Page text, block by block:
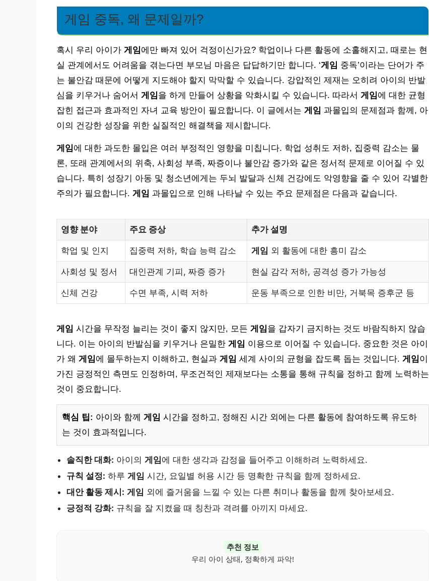
게임 중독, 왜 문제일까?
혹시 우리 아이가 게임에만 빠져 있어 걱정이신가요? 학업이나 다른 활동에 소홀해지고, 때로는 현
실 관계에서도 어려움을 겪는다면 부모님 마음은 답답하기만 합니다. ‘게임 중독’이라는 단어가 주
는 불안감 때문에 어떻게 지도해야 할지 막막할 수 있습니다. 강압적인 제재는 오히려 아이의 반발
심을 키우거나 숨어서 게임을 하게 만들어 상황을 악화시킬 수 있습니다. 따라서 게임에 대한 균형
잡힌 접근과 효과적인 자녀 교육 방안이 필요합니다. 이 글에서는 게임 과몰입의 문제점과 함께, 아
이의 건강한 성장을 위한 실질적인 해결책을 제시합니다.
게임에 대한 과도한 몰입은 여러 부정적인 영향을 미칩니다. 학업 성취도 저하, 집중력 감소는 물
론, 또래 관계에서의 위축, 사회성 부족, 짜증이나 불안감 증가와 같은 정서적 문제로 이어질 수 있
습니다. 특히 성장기 아동 및 청소년에게는 두뇌 발달과 신체 건강에도 악영향을 줄 수 있어 각별한
주의가 필요합니다. 게임 과몰입으로 인해 나타날 수 있는 주요 문제점은 다음과 같습니다.
영향 분야 주요 증상 추가 설명
학업 및 인지 집중력 저하, 학습 능력 감소 게임 외 활동에 대한 흥미 감소
사회성 및 정서 대인관계 기피, 짜증 증가 현실 감각 저하, 공격성 증가 가능성
신체 건강 수면 부족, 시력 저하 운동 부족으로 인한 비만, 거북목 증후군 등
게임 시간을 무작정 늘리는 것이 좋지 않지만, 모든 게임을 갑자기 금지하는 것도 바람직하지 않습
니다. 이는 아이의 반발심을 키우거나 은밀한 게임 이용으로 이어질 수 있습니다. 중요한 것은 아이
가 왜 게임에 몰두하는지 이해하고, 현실과 게임 세계 사이의 균형을 잡도록 돕는 것입니다. 게임이
가진 긍정적인 측면도 인정하며, 무조건적인 제재보다는 소통을 통해 규칙을 정하고 함께 노력하는
것이 중요합니다.
핵심 팁: 아이와 함께 게임 시간을 정하고, 정해진 시간 외에는 다른 활동에 참여하도록 유도하
는 것이 효과적입니다.
솔직한 대화: 아이의 게임에 대한 생각과 감정을 들어주고 이해하려 노력하세요.
규칙 설정: 하루 게임 시간, 요일별 허용 시간 등 명확한 규칙을 함께 정하세요.
대안 활동 제시: 게임 외에 즐거움을 느낄 수 있는 다른 취미나 활동을 함께 찾아보세요.
긍정적 강화: 규칙을 잘 지켰을 때 칭찬과 격려를 아끼지 마세요.
추천 정보
우리 아이 상태, 정확하게 파악!